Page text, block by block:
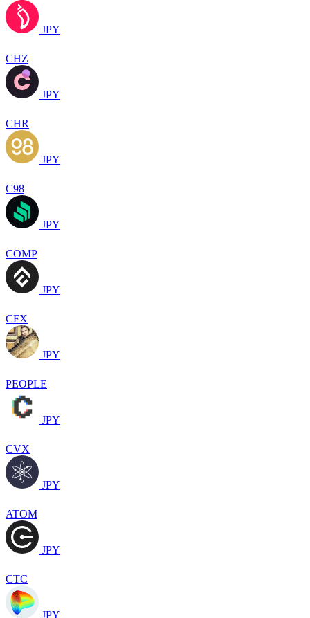
JPY
CHZ
JPY
CHR
JPY
C98
JPY
COMP
JPY
CFX
JPY
PEOPLE
JPY
CVX
JPY
ATOM
JPY
CTC
JPY